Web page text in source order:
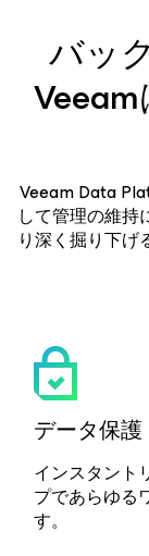
バッ
Veeam Data
して管理の維持
り深く掘り下
データ保護
インスタント
プであらゆる
す。